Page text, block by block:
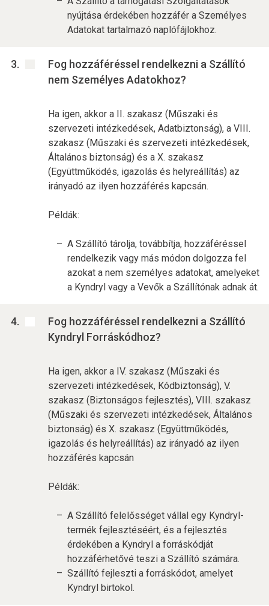
nyújtása érdekében hozzáfér a Személyes
Adatokat tartalmazó naplófájlokhoz.
Fog hozzáféréssel rendelkezni a Szállító
nem Személyes Adatokhoz?
Ha igen, akkor a II. szakasz (Műszaki és
szervezeti intézkedések, Adatbiztonság), a VIII.
szakasz (Műszaki és szervezeti intézkedések,
Általános biztonság) és a X. szakasz
(Együttműködés, igazolás és helyreállítás) az
irányadó az ilyen hozzáférés kapcsán.
Példák:
A Szállító tárolja, továbbítja, hozzáféréssel
rendelkezik vagy más módon dolgozza fel
azokat a nem személyes adatokat, amelyeket
a Kyndryl vagy a Vevők a Szállítónak adnak át.
Fog hozzáféréssel rendelkezni a Szállító
Kyndryl Forráskódhoz?
Ha igen, akkor a IV. szakasz (Műszaki és
szervezeti intézkedések, Kódbiztonság), V.
szakasz (Biztonságos fejlesztés), VIII. szakasz
(Műszaki és szervezeti intézkedések, Általános
biztonság) és X. szakasz (Együttműködés,
igazolás és helyreállítás) az irányadó az ilyen
hozzáférés kapcsán
Példák:
A Szállító felelősséget vállal egy Kyndryl-
termék fejlesztéséért, és a fejlesztés
érdekében a Kyndryl a forráskódját
hozzáférhetővé teszi a Szállító számára.
Szállító fejleszti a forráskódot, amelyet
Kyndryl birtokol.